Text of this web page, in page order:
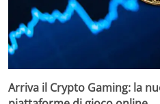
Arriva il Crypto Gaming: la